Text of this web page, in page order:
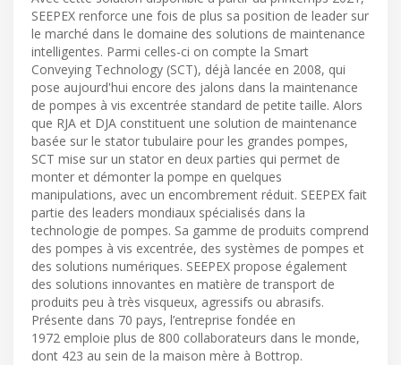
SEEPEX renforce une fois de plus sa position de leader sur
le marché dans le domaine des solutions de maintenance
intelligentes. Parmi celles-ci on compte la Smart
Conveying Technology (SCT), déjà lancée en 2008, qui
pose aujourd'hui encore des jalons dans la maintenance
de pompes à vis excentrée standard de petite taille. Alors
que RJA et DJA constituent une solution de maintenance
basée sur le stator tubulaire pour les grandes pompes,
SCT mise sur un stator en deux parties qui permet de
monter et démonter la pompe en quelques
manipulations, avec un encombrement réduit. SEEPEX fait
partie des leaders mondiaux spécialisés dans la
technologie de pompes. Sa gamme de produits comprend
des pompes à vis excentrée, des systèmes de pompes et
des solutions numériques. SEEPEX propose également
des solutions innovantes en matière de transport de
produits peu à très visqueux, agressifs ou abrasifs.
Présente dans 70 pays, l’entreprise fondée en
1972 emploie plus de 800 collaborateurs dans le monde,
dont 423 au sein de la maison mère à Bottrop.